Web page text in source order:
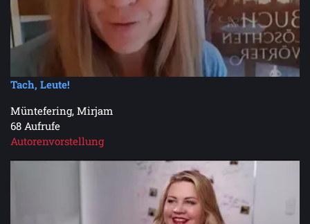
Tach, Leute!
Müntefering, Mirjam
68 Aufrufe
Autorenvorstellung